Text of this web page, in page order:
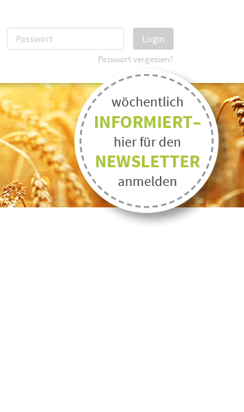
Login
Passwort vergessen?